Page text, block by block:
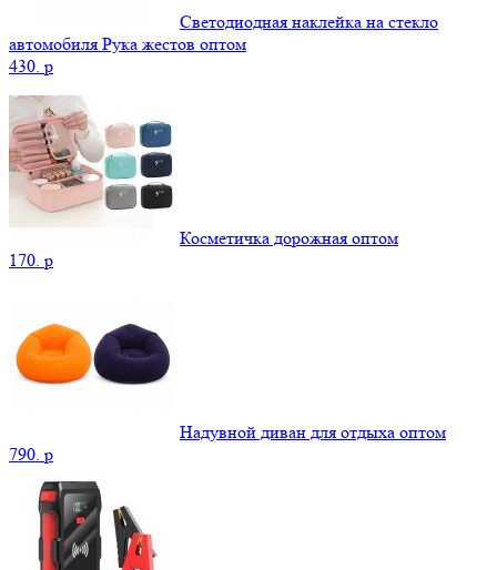
Светодиодная наклейка на стекло
автомобиля Рука жестов оптом
430. p
Косметичка дорожная оптом
170. p
Надувной диван для отдыха оптом
790. p